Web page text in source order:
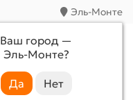
Эль-Монте
Ваш город —
Эль-Монте?
+7 (988) 233-44-52